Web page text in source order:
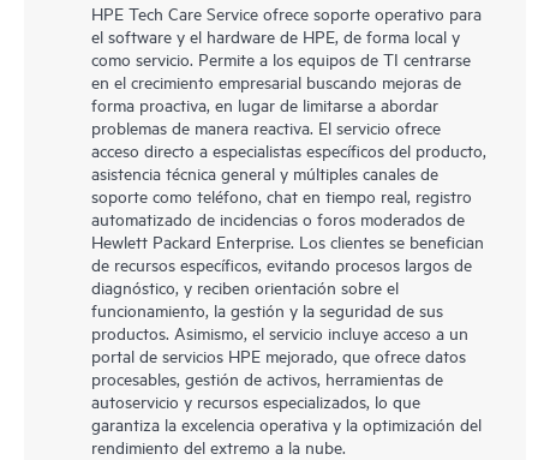
HPE Tech Care Service ofrece soporte operativo para
el software y el hardware de HPE, de forma local y
como servicio. Permite a los equipos de TI centrarse
en el crecimiento empresarial buscando mejoras de
forma proactiva, en lugar de limitarse a abordar
problemas de manera reactiva. El servicio ofrece
acceso directo a especialistas específicos del producto,
asistencia técnica general y múltiples canales de
soporte como teléfono, chat en tiempo real, registro
automatizado de incidencias o foros moderados de
Hewlett Packard Enterprise. Los clientes se benefician
de recursos específicos, evitando procesos largos de
diagnóstico, y reciben orientación sobre el
funcionamiento, la gestión y la seguridad de sus
productos. Asimismo, el servicio incluye acceso a un
portal de servicios HPE mejorado, que ofrece datos
procesables, gestión de activos, herramientas de
autoservicio y recursos especializados, lo que
garantiza la excelencia operativa y la optimización del
rendimiento del extremo a la nube.